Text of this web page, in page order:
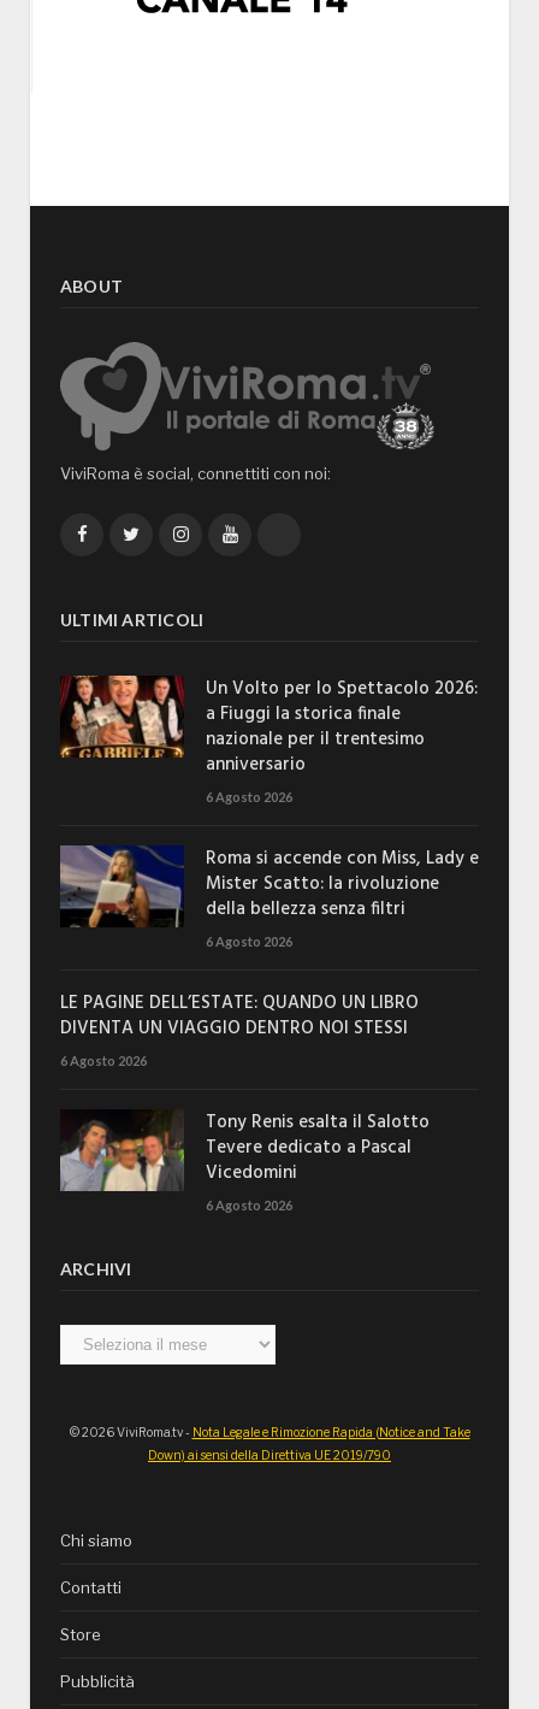
ABOUT
ViviRoma è social, connettiti con noi:
FacebookTwitterInstagramYouTube
ULTIMI ARTICOLI
Un Volto per lo Spettacolo 2026:
a Fiuggi la storica finale
nazionale per il trentesimo
anniversario
6 Agosto 2026
Roma si accende con Miss, Lady e
Mister Scatto: la rivoluzione
della bellezza senza filtri
6 Agosto 2026
LE PAGINE DELL’ESTATE: QUANDO UN LIBRO
DIVENTA UN VIAGGIO DENTRO NOI STESSI
6 Agosto 2026
Tony Renis esalta il Salotto
Tevere dedicato a Pascal
Vicedomini
6 Agosto 2026
ARCHIVI
Archivi
© 2026 ViviRoma.tv - Nota Legale e Rimozione Rapida (Notice and Take
Down) ai sensi della Direttiva UE 2019/790
Chi siamo
Contatti
Store
Pubblicità